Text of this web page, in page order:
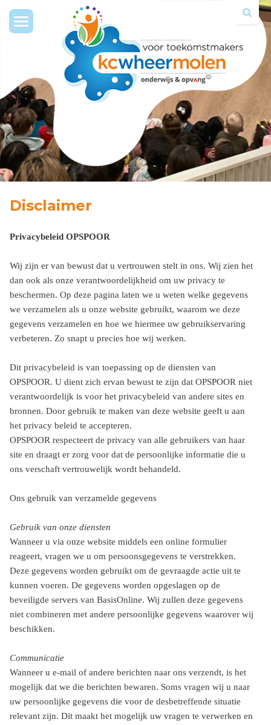
Toggle
navigation
Disclaimer
Privacybeleid OPSPOOR
Wij zijn er van bewust dat u vertrouwen stelt in ons. Wij zien het
dan ook als onze verantwoordelijkheid om uw privacy te
beschermen. Op deze pagina laten we u weten welke gegevens
we verzamelen als u onze website gebruikt, waarom we deze
gegevens verzamelen en hoe we hiermee uw gebruikservaring
verbeteren. Zo snapt u precies hoe wij werken.
Dit privacybeleid is van toepassing op de diensten van
OPSPOOR. U dient zich ervan bewust te zijn dat OPSPOOR niet
verantwoordelijk is voor het privacybeleid van andere sites en
bronnen. Door gebruik te maken van deze website geeft u aan
het privacy beleid te accepteren.
OPSPOOR respecteert de privacy van alle gebruikers van haar
site en draagt er zorg voor dat de persoonlijke informatie die u
ons verschaft vertrouwelijk wordt behandeld.
Ons gebruik van verzamelde gegevens
Gebruik van onze diensten
Wanneer u via onze website middels een online formulier
reageert, vragen we u om persoonsgegevens te verstrekken.
Deze gegevens worden gebruikt om de gevraagde actie uit te
kunnen voeren. De gegevens worden opgeslagen op de
beveiligde servers van BasisOnline. Wij zullen deze gegevens
niet combineren met andere persoonlijke gegevens waarover wij
beschikken.
Communicatie
Wanneer u e-mail of andere berichten naar ons verzendt, is het
mogelijk dat we die berichten bewaren. Soms vragen wij u naar
uw persoonlijke gegevens die voor de desbetreffende situatie
relevant zijn. Dit maakt het mogelijk uw vragen te verwerken en